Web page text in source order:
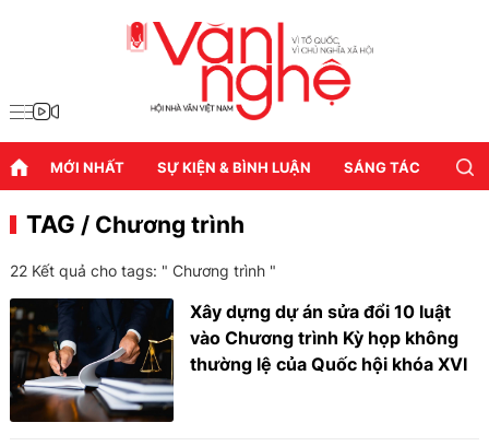
MỚI NHẤT SỰ KIỆN & BÌNH LUẬN SÁNG TÁC
TAG / Chương trình
22 Kết quả cho tags: "Chương trình "
Xây dựng dự án sửa đổi 10 luật
vào Chương trình Kỳ họp không
thường lệ của Quốc hội khóa XVI